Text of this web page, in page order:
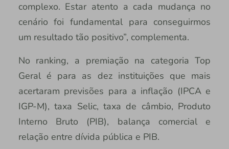
complexo. Estar atento a cada mudança no
cenário foi fundamental para conseguirmos
um resultado tão positivo”, complementa.
No ranking, a premiação na categoria Top
Geral é para as dez instituições que mais
acertaram previsões para a inflação (IPCA e
IGP-M), taxa Selic, taxa de câmbio, Produto
Interno Bruto (PIB), balança comercial e
relação entre dívida pública e PIB.